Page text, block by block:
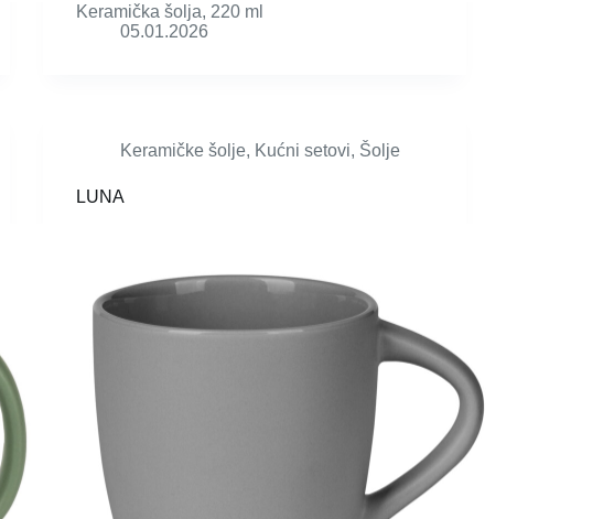
Keramička šolja, 220 ml
05.01.2026
Keramičke šolje, Kućni setovi, Šolje
LUNA